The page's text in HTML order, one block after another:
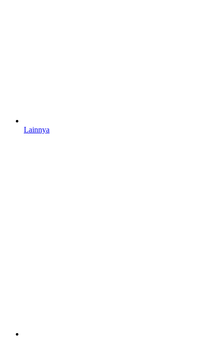
Lainnya